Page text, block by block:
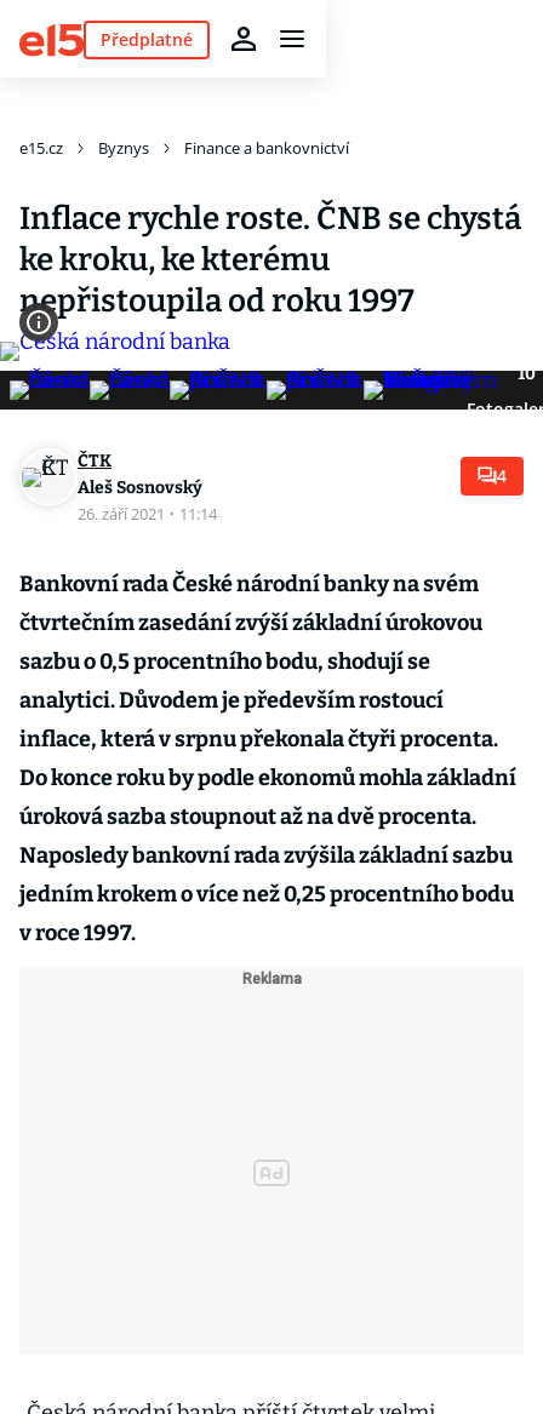
Předplatné
e15.cz Byznys Finance a bankovnictví
Inflace rychle roste. ČNB se chystá
ke kroku, ke kterému
nepřistoupila od roku 1997
10
ČTK
Aleš Sosnovský
26. září 2021 · 11:14
4
Bankovní rada České národní banky na svém
čtvrtečním zasedání zvýší základní úrokovou
sazbu o 0,5 procentního bodu, shodují se
analytici. Důvodem je především rostoucí
inflace, která v srpnu překonala čtyři procenta.
Do konce roku by podle ekonomů mohla základní
úroková sazba stoupnout až na dvě procenta.
Naposledy bankovní rada zvýšila základní sazbu
jedním krokem o více než 0,25 procentního bodu
v roce 1997.